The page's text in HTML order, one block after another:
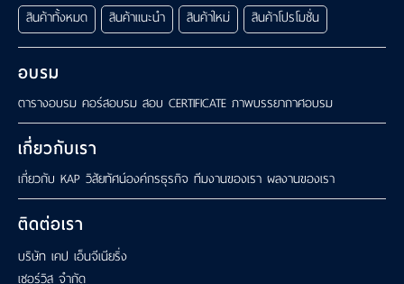
สินค้าทั้งหมด สินค้าแนะนำ สินค้าใหม่ สินค้าโปรโมชั่น
อบรม
ตารางอบรม คอร์สอบรม สอบ CERTIFICATE ภาพบรรยากาศอบรม
เกี่ยวกับเรา
เกี่ยวกับ KAP วิสัยทัศน์องค์กรธุรกิจ ทีมงานของเรา ผลงานของเรา
ติดต่อเรา
บริษัท เคป เอ็นจีเนียริ่ง
เซอร์วิส จำกัด